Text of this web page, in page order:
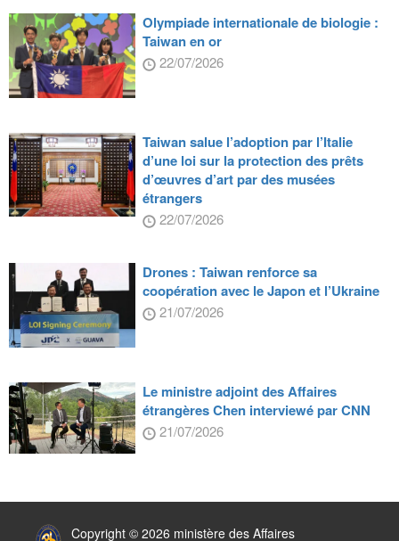
Olympiade internationale de biologie :
Taiwan en or
22/07/2026
Taiwan salue l’adoption par l’Italie
d’une loi sur la protection des prêts
d’œuvres d’art par des musées
étrangers
22/07/2026
Drones : Taiwan renforce sa
coopération avec le Japon et l’Ukraine
21/07/2026
Le ministre adjoint des Affaires
étrangères Chen interviewé par CNN
21/07/2026
Copyright © 2026 ministère des Affaires